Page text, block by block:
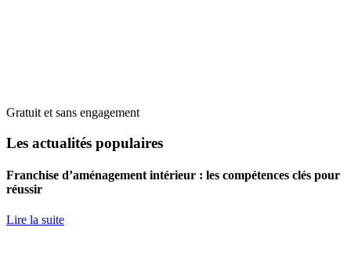
Gratuit et sans engagement
Les actualités populaires
Franchise d’aménagement intérieur : les compétences clés pour
réussir
Lire la suite